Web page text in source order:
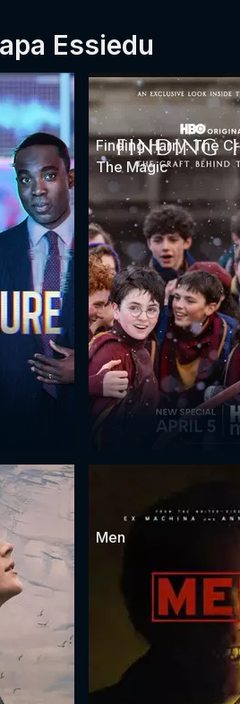
Essiedu
Finding Harry: The
The Magic
Men